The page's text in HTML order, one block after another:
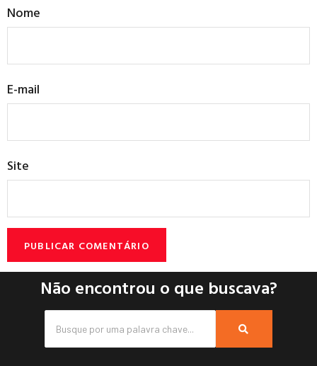
Nome
E-mail
Site
Não encontrou o que buscava?